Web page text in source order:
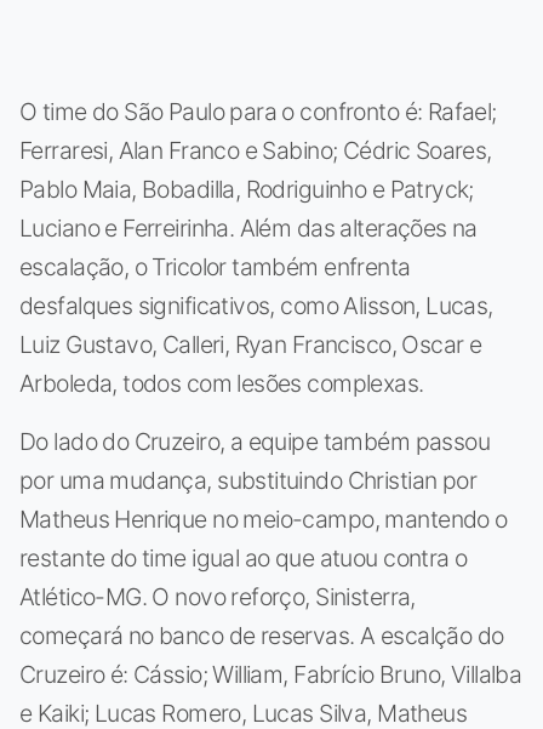
O time do São Paulo para o confronto é: Rafael;
Ferraresi, Alan Franco e Sabino; Cédric Soares,
Pablo Maia, Bobadilla, Rodriguinho e Patryck;
Luciano e Ferreirinha. Além das alterações na
escalação, o Tricolor também enfrenta
desfalques significativos, como Alisson, Lucas,
Luiz Gustavo, Calleri, Ryan Francisco, Oscar e
Arboleda, todos com lesões complexas.
Do lado do Cruzeiro, a equipe também passou
por uma mudança, substituindo Christian por
Matheus Henrique no meio-campo, mantendo o
restante do time igual ao que atuou contra o
Atlético-MG. O novo reforço, Sinisterra,
começará no banco de reservas. A escalção do
Cruzeiro é: Cássio; William, Fabrício Bruno, Villalba
e Kaiki; Lucas Romero, Lucas Silva, Matheus